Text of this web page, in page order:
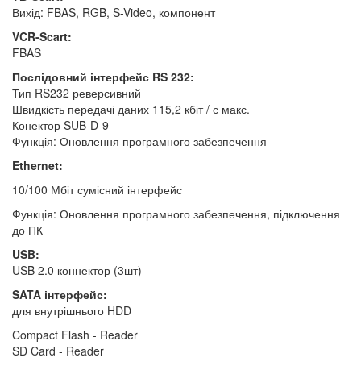
Вихід: FBAS, RGB, S-Video, компонент
VCR-Scart:
FBAS
Послідовний інтерфейс RS 232:
Тип RS232 реверсивний
Швидкість передачі даних 115,2 кбіт / с макс.
Конектор SUB-D-9
Функція: Оновлення програмного забезпечення
Ethernet:
10/100 Мбіт сумісний інтерфейс
Функція: Оновлення програмного забезпечення, підключення
до ПК
USB:
USB 2.0 коннектор (3шт)
SATA інтерфейс:
для внутрішнього HDD
Compact Flash - Reader
SD Card - Reader